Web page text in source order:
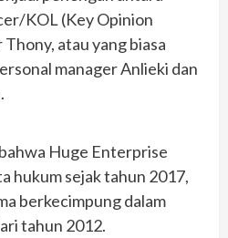
KOL (Key Opinion
atau yang biasa
manager Anlieki dan
Huge Enterprise
hukum sejak tahun 2017,
berkecimpung dalam
tahun 2012.